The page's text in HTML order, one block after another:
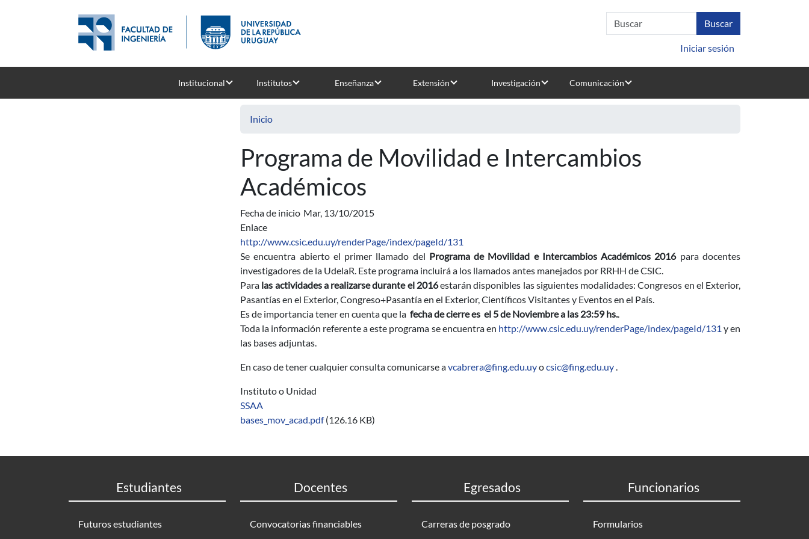
Iniciar sesión
Institucional Institutos Enseñanza Extensión Investigación Comunicación
Inicio
Programa de Movilidad e Intercambios
Académicos
Fecha de inicio Mar, 13/10/2015
Enlace
http://www.csic.edu.uy/renderPage/index/pageId/131
Se encuentra abierto el primer llamado del Programa de Movilidad e Intercambios Académicos 2016 para docentes
investigadores de la UdelaR. Este programa incluirá a los llamados antes manejados por RRHH de CSIC.
Para las actividades a realizarse durante el 2016estarán disponibles las siguientes modalidades: Congresos en el Exterior,
Pasantías en el Exterior, Congreso+Pasantía en el Exterior, Científicos Visitantes y Eventos en el País.
Es de importanciateneren cuentaque la fecha de cierre es el 5 de Noviembre a las 23:59 hs..
Toda la información referente a este programa se encuentra en http://www.csic.edu.uy/renderPage/index/pageId/131 y en
las bases adjuntas.
En caso de tener cualquier consulta comunicarse avcabrera@fing.edu.uyocsic@fing.edu.uy.
Instituto o Unidad
SSAA
bases_mov_acad.pdf (126.16 KB)
Estudiantes
Futuros estudiantes
Docentes
Convocatorias financiables
Egresados
Carreras de posgrado
Funcionarios
Formularios